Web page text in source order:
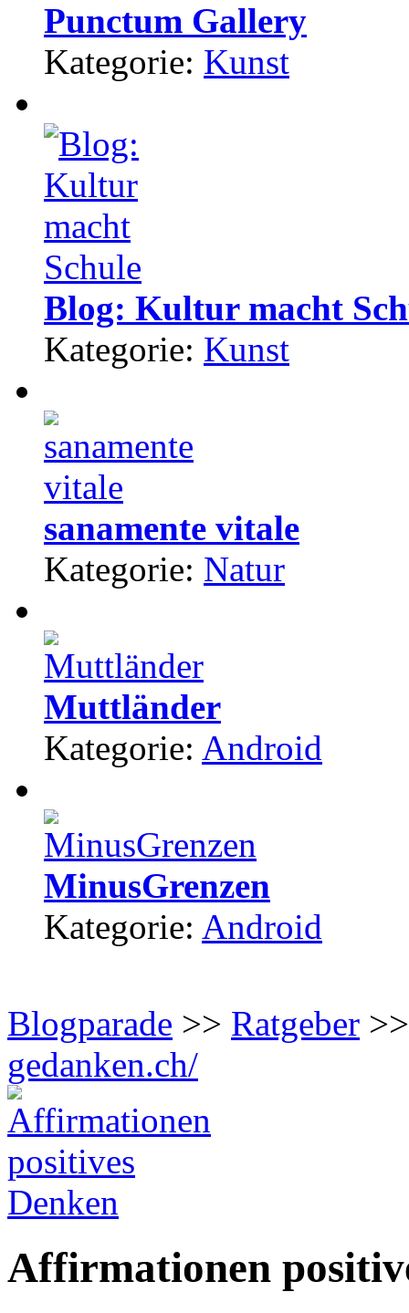
Punctum Gallery
Kategorie: Kunst
Blog: Kultur macht
Kategorie: Kunst
sanamente vitale
Kategorie: Natur
Muttländer
Kategorie: Android
MinusGrenzen
Kategorie: Android
Blogparade >> Ratgeber
gedanken.ch/
Affirmationen